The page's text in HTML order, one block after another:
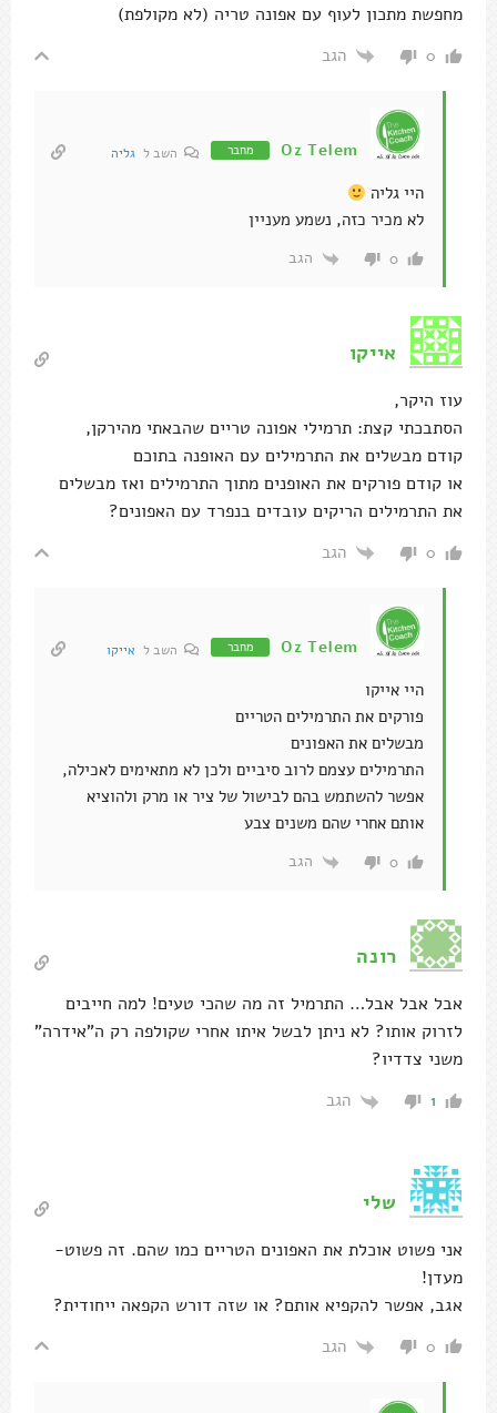
מחפשת מתכון לעוף עם אפונה טריה (לא מקולפת)
0 הגב
Oz Telem מחבר השב ל גליה
היי גליה
לא מכיר כזה, נשמע מעניין
0 הגב
אייקו
עוז היקר,
הסתבכתי קצת: תרמילי אפונה טריים שהבאתי מהירקן,
קודם מבשלים את התרמילים עם האופנה בתוכם
או קודם פורקים את האופנים מתוך התרמילים ואז מבשלים
את התרמילים הריקים עובדים בנפרד עם האפונים?
0 הגב
Oz Telem מחבר השב ל אייקו
היי אייקו
פורקים את התרמילים הטריים
מבשלים את האפונים
התרמילים עצמם לרוב סיביים ולכן לא מתאימים לאכילה,
אפשר להשתמש בהם לבישול של ציר או מרק ולהוציא
אותם אחרי שהם משנים צבע
0 הגב
רונה
אבל אבל אבל… התרמיל זה מה שהכי טעים! למה חייבים
לזרוק אותו? לא ניתן לבשל איתו אחרי שקולפה רק ה"אידרה"
משני צדדיו?
1 הגב
שלי
אני פשוט אוכלת את האפונים הטריים כמו שהם. זה פשוט-
מעדן!
אגב, אפשר להקפיא אותם? או שזה דורש הקפאה ייחודית?
0 הגב